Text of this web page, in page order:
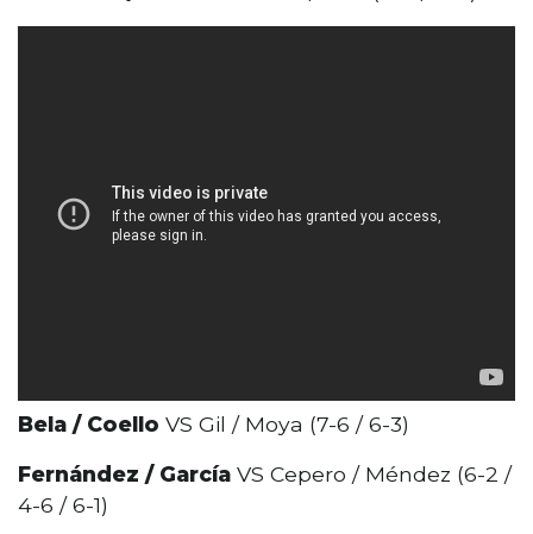
Bela / Coello VS Gil / Moya (7-6 / 6-3)
Fernández / García VS Cepero / Méndez (6-2 /
4-6 / 6-1)